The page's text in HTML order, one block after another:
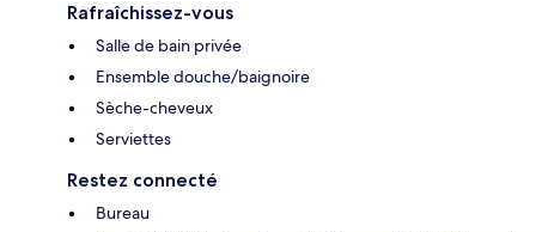
Rafraîchissez-vous
Salle de bain privée
Ensemble douche/baignoire
Sèche-cheveux
Serviettes
Restez connecté
Bureau